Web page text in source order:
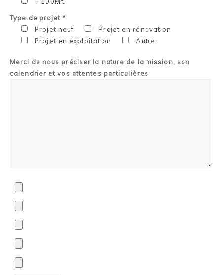
+ 100M€
Type de projet *
Projet neuf
Projet en rénovation
Projet en exploitation
Autre
Merci de nous préciser la nature de la mission, son
calendrier et vos attentes particulières